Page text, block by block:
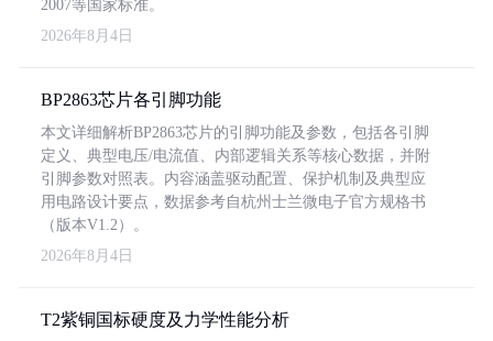
2007等国家标准。
2026年8月4日
BP2863芯片各引脚功能
本文详细解析BP2863芯片的引脚功能及参数，包括各引脚
定义、典型电压/电流值、内部逻辑关系等核心数据，并附
引脚参数对照表。内容涵盖驱动配置、保护机制及典型应
用电路设计要点，数据参考自杭州士兰微电子官方规格书
（版本V1.2）。
2026年8月4日
T2紫铜国标硬度及力学性能分析